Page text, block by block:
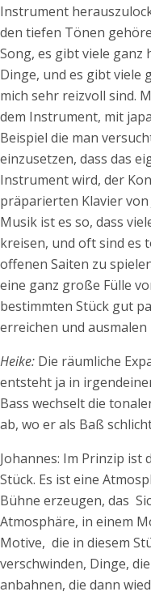
Instrument
den tiefen Tönen
Song, es gibt viele ganz
Dinge, und es gibt viele
mich sehr reizvoll sind.
dem Instrument, mit
Beispiel die man
einzusetzen, dass das
Instrument wird, der
präparierten Klavier von
Musik ist es so, dass
kreisen, und oft sind es
offenen Saiten zu
eine ganz große Fülle
bestimmten Stück gut
erreichen und ausmalen
Heike: Die räumliche
entsteht ja in
Bass wechselt die
ab, wo er als Baß
Johannes: Im Prinzip ist
Stück. Es ist eine
Bühne erzeugen, das
Atmosphäre, in einem
Motive, die in diesem
verschwinden, Dinge,
anbahnen, die dann